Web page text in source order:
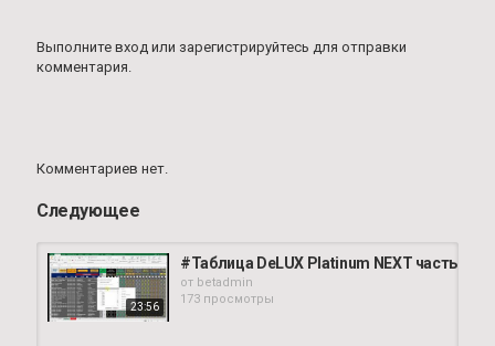
Категория
Стратегии на футбол
Выполните вход или зарегистрируйтесь для отправки
комментария.
Комментариев нет.
Следующее
23:56
#Таблица DeLUX Platinum NEXT часть 2
от betadmin
173 просмотры